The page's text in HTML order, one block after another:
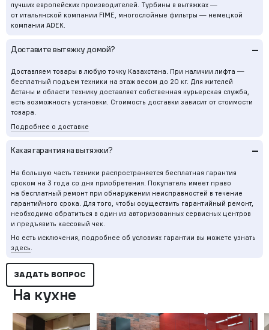
лучших европейских производителей. Турбины в вытяжках —
от итальянской компании FIME, многослойные фильтры — немецкой
компании ADEK.
Доставите вытяжку домой? –
Доставляем товары в любую точку Казахстана. При наличии лифта —
бесплатный подъем техники на этаж весом до 20 кг. Для жителей
Астаны и области технику доставляет собственная курьерская служба,
есть возможность установки. Стоимость доставки зависит от стоимости
товара.
Подробнее о доставке
Какая гарантия на вытяжки? –
На большую часть техники распространяется бесплатная гарантия
сроком на 3 года со дня приобретения. Покупатель имеет право
на бесплатный ремонт при обнаружении неисправностей в течение
гарантийного срока. Для того, чтобы осуществить гарантийный ремонт,
необходимо обратиться в один из авторизованных сервисных центров
и предъявить кассовый чек.
Но есть исключения, подробнее об условиях гарантии вы можете узнать
здесь.
ЗАДАТЬ ВОПРОС
На кухне